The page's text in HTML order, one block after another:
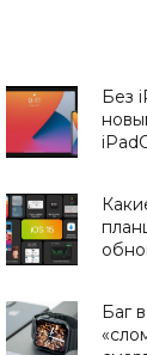
Без
Баг